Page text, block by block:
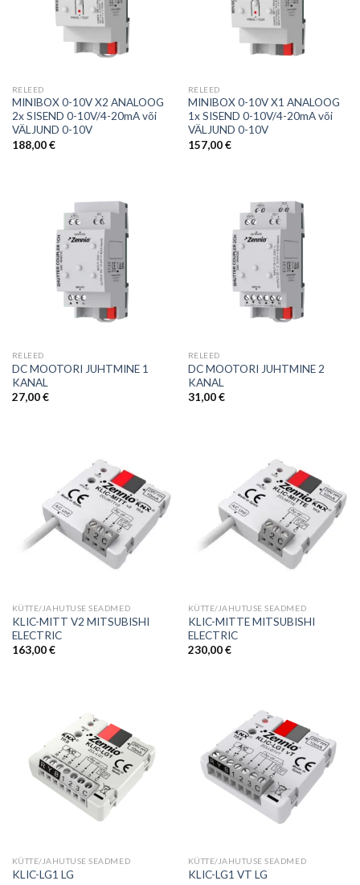
RELEED
MINIBOX 0-10V X2 ANALOOG
2x SISEND 0-10V/4-20mA või
VÄLJUND 0-10V
188,00€
RELEED
MINIBOX 0-10V X1 ANALOOG
1x SISEND 0-10V/4-20mA või
VÄLJUND 0-10V
157,00€
RELEED
DC MOOTORI JUHTMINE 1
KANAL
27,00€
RELEED
DC MOOTORI JUHTMINE 2
KANAL
31,00€
KÜTTE/JAHUTUSE SEADMED
KLIC-MITT V2 MITSUBISHI
ELECTRIC
163,00€
KÜTTE/JAHUTUSE SEADMED
KLIC-MITTE MITSUBISHI
ELECTRIC
230,00€
KÜTTE/JAHUTUSE SEADMED
KLIC-LG1 LG
KÜTTE/JAHUTUSE SEADMED
KLIC-LG1 VT LG